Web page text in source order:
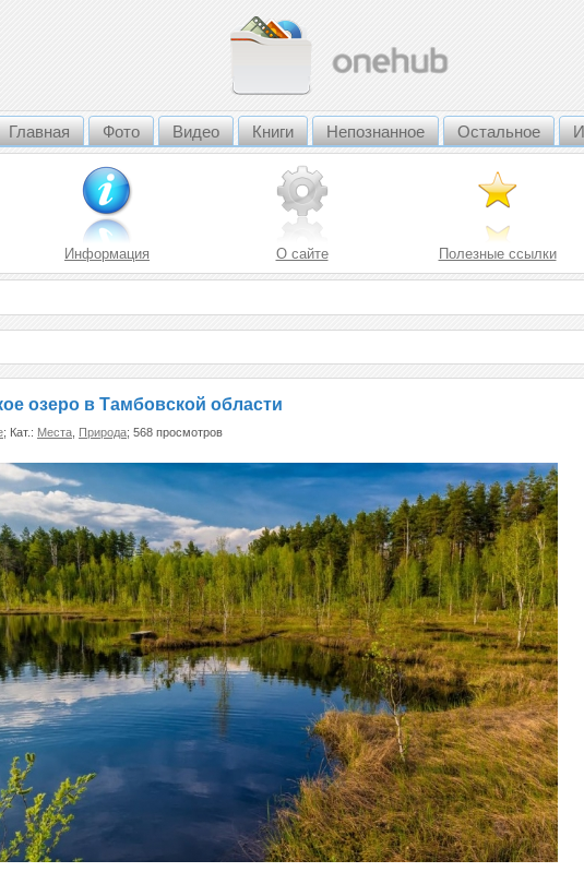
Главная Фото Видео Книги Непознанное Остальное
Информация О сайте Полезные ссылки
озеро в Тамбовской области
; Кат.: Места Природа; 568 просмотров